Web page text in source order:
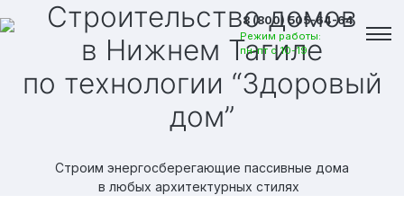
8 (800) 505-64-64
Режим работы:
пн-пт с 10-19
Строительство домов
в Нижнем Тагиле
по технологии “Здоровый
дом”
Строим энергосберегающие пассивные дома
в любых архитектурных стилях